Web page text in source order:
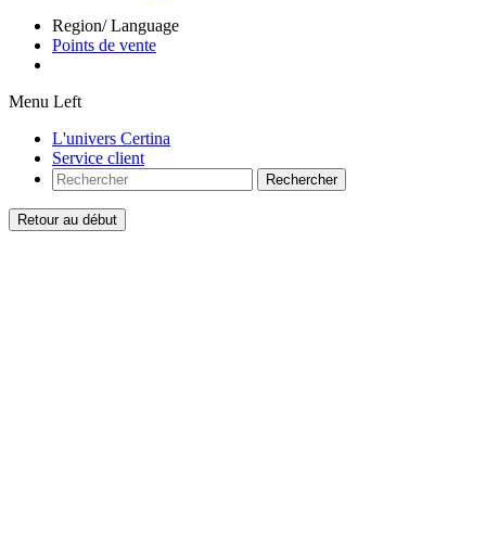
Region/ Language
Points de vente
Menu Left
L'univers Certina
Service client
Rechercher
Retour au début